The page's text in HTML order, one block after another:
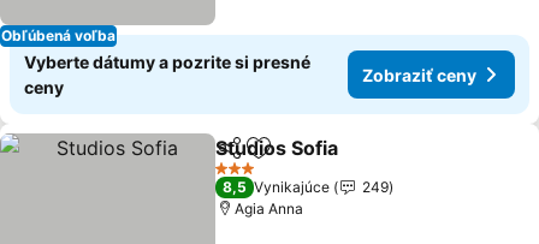
Obľúbená voľba
Vyberte dátumy a pozrite si presné
ceny
Zobraziť ceny
ZdieľaťPridať do obľúbených
Studios Sofia
3 Počet hviezdičiek
8,5 Vynikajúce
249
Agia Anna